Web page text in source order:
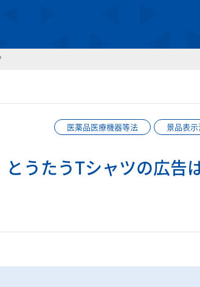
医薬品医療機器等法 景品表
とうたうTシャツの広告